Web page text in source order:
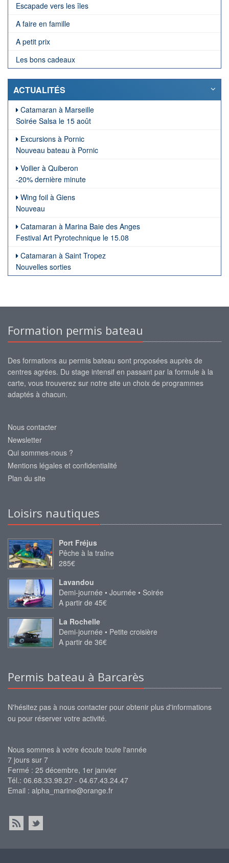
Escapade vers les îles
A faire en famille
A petit prix
Les bons cadeaux
ACTUALITÉS
Catamaran à Marseille
Soirée Salsa le 15 août
Excursions à Pornic
Nouveau bateau à Pornic
Voilier à Quiberon
-20% dernière minute
Wing foil à Giens
Nouveau
Catamaran à Marina Baie des Anges
Festival Art Pyrotechnique le 15.08
Catamaran à Saint Tropez
Nouvelles sorties
Formation permis bateau
Des formations au permis bateau sont proposées auprès de
centres agrées. Du stage intensif en passant par la formule à la
carte, vous trouverez sur notre site un choix de programmes
adaptés à chacun.
Nous contacter
Newsletter
Qui sommes-nous ?
Mentions légales et confidentialité
Plan du site
Loisirs nautiques
Port Fréjus
Pêche à la traîne
285€
Lavandou
Demi-journée • Journée • Soirée
A partir de 45€
La Rochelle
Demi-journée • Petite croisière
A partir de 36€
Permis bateau à Barcarès
N'hésitez pas à nous contacter pour obtenir plus d'informations
ou pour réserver votre activité.
Nous sommes à votre écoute toute l'année
7 jours sur 7
Fermé : 25 décembre, 1er janvier
Tél.: 06.68.33.98.27 - 04.67.43.24.47
Email : alpha_marine@orange.fr